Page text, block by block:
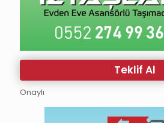
Teklif Al
Onaylı